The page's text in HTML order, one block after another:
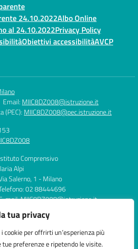
tua privacy
cookie per offrirti un’esperienza più
preferenze e ripetendo le visite.
24.10.2022Albo Online
al 24.10.2022Privacy Policy
Obiettivi accessibilitàAVCP
Email: MIIC8DZ008@istruzione.it
(PEC): MIIC8DZ008@pec.istruzione.it
Comprensivo
Alpi
Salerno, 1 - Milano
02 88444696
mail: MIIC8DZ008@istruzione.it
MIIC8DZ008@pec.istruzione.it
MIIC8DZ008